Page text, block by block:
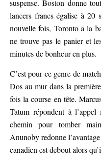
suspense. Boston donne
lancers francs égalise à 20
nouvelle fois, Toronto a la
ne trouve pas le panier et
minutes de bonheur en plus.
C’est pour ce genre de
Dos au mur dans la
fois la course en tête.
Tatum répondent à
chemin pour tomber
Anunoby redonne
canadien est debout alors